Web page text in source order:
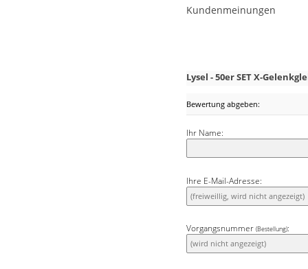
Kundenmeinungen
Lysel - 50er SET X-
Bewertung abgeben:
Ihr Name:
Ihre E-Mail-Adresse:
Vorgangsnummer (Bestellung):